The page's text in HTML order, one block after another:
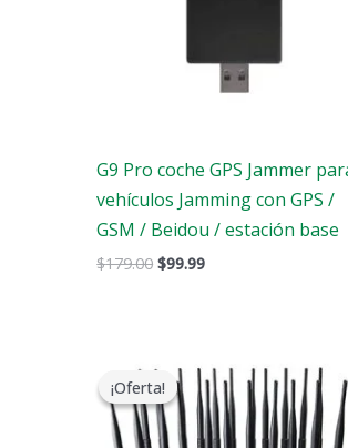
G9 Pro coche GPS Jammer
vehículos Jamming con GPS /
GSM / Beidou / estación base
$179.00 $99.99
¡Oferta!
¡Oferta!
precio
original
era:
$1,519.00.
precio
actual
es:
$789.88.